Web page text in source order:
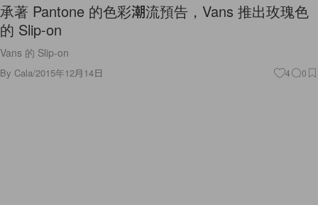
承著 Pantone 的色彩潮流預告，Vans 推出玫瑰色
的 Slip-on
Vans 的 Slip-on
By Cala/2015年12月14日 4 0